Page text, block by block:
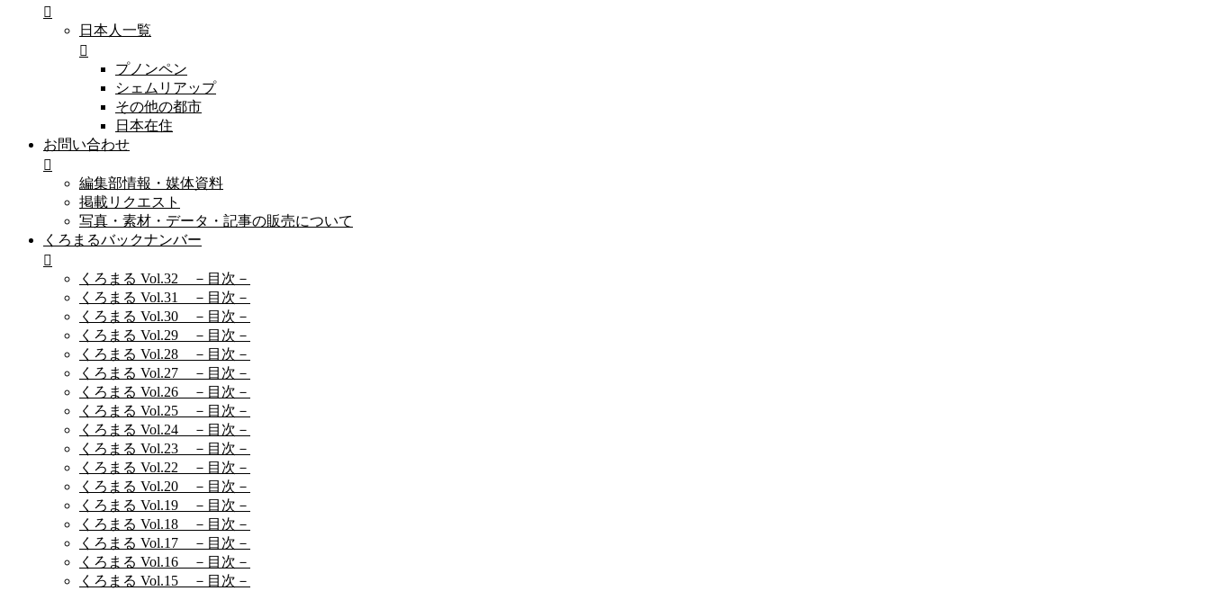
日本人一覧
プノンペン
シェムリアップ
その他の都市
日本在住
お問い合わせ
編集部情報・媒体資料
掲載リクエスト
写真・素材・データ・記事の販売について
くろまるバックナンバー
くろまる Vol.32 －目次－
くろまる Vol.31 －目次－
くろまる Vol.30 －目次－
くろまる Vol.29 －目次－
くろまる Vol.28 －目次－
くろまる Vol.27 －目次－
くろまる Vol.26 －目次－
くろまる Vol.25 －目次－
くろまる Vol.24 －目次－
くろまる Vol.23 －目次－
くろまる Vol.22 －目次－
くろまる Vol.20 －目次－
くろまる Vol.19 －目次－
くろまる Vol.18 －目次－
くろまる Vol.17 －目次－
くろまる Vol.16 －目次－
くろまる Vol.15 －目次－